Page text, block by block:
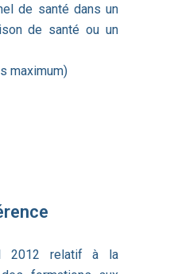
de santé dans un
de santé ou un
maximum)
2012 relatif à la